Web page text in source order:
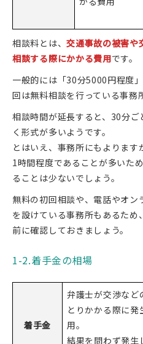
相談料とは、交通事故の被害や
相談する際にかかる費用です。
一般的には「30分5000円程度
回は無料相談を行っている事務
相談時間が延長すると、30分
く形式が多いようです。
とはいえ、事務所にもよりま
1時間程度であることが多いた
ることは少ないでしょう。
無料の初回相談や、電話やオ
を設けている事務所もあるた
前に確認しておきましょう。
1-2.着手金の相場
着手金
弁護士が交渉など
とりかかる際に発
用。
結果を問わず発生